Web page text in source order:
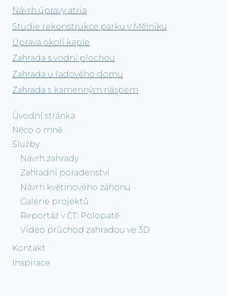
Návrh úpravy atria
Studie rekonstrukce parku v Mělníku
Úprava okolí kaple
Zahrada s vodní plochou
Zahrada u řadového domu
Zahrada s kamenným náspem
Úvodní stránka
Něco o mně
Služby
Návrh zahrady
Zahradní poradenství
Návrh květinového záhonu
Galerie projektů
Reportáž v ČT: Polopatě
Video průchod zahradou ve 3D
Kontakt
Inspirace